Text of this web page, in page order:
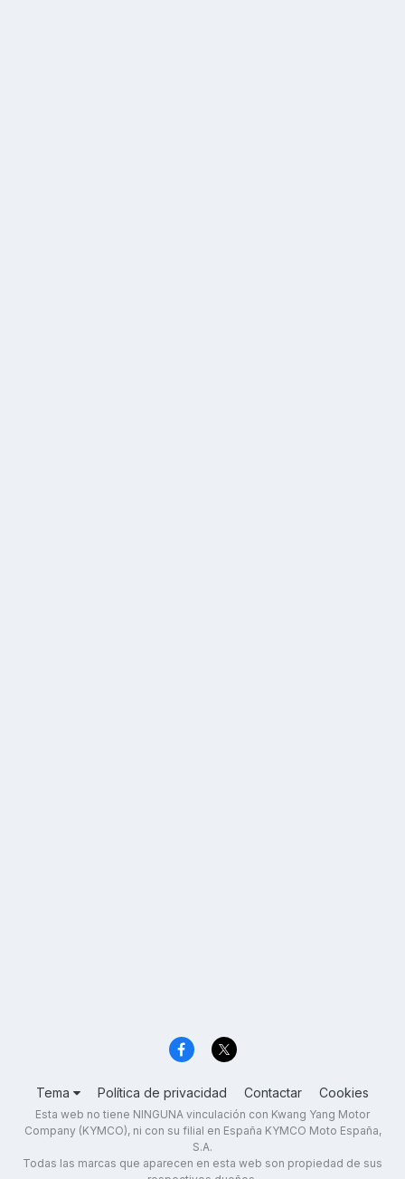
Tema Política de privacidad Contactar Cookies
Esta web no tiene NINGUNA vinculación con Kwang Yang Motor
Company (KYMCO), ni con su filial en España KYMCO Moto España,
S.A.
Todas las marcas que aparecen en esta web son propiedad de sus